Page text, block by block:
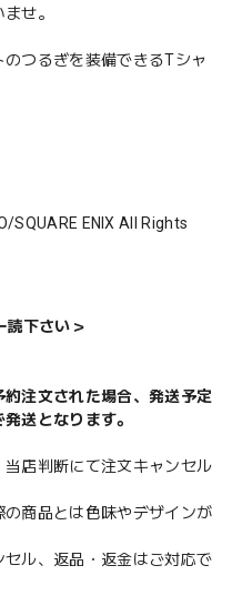
せ。
つるぎを装備できるTシャ
SQUARE ENIX All Rights
読下さい＞
約注文された場合、発送予定
送となります。
当店判断にて注文キャンセル
の商品とは色味やデザインが
セル、返品・返金はご対応で